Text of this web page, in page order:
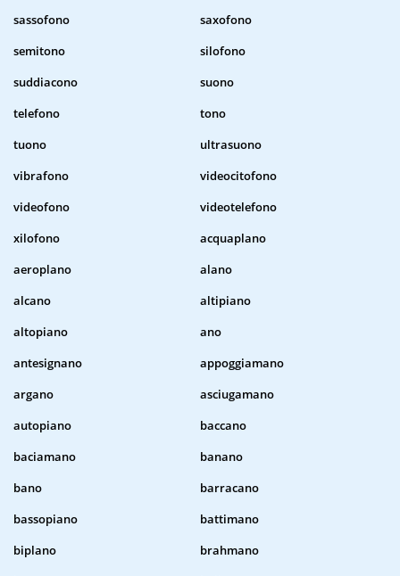
sassofono
saxofono
semitono
silofono
suddiacono
suono
telefono
tono
tuono
ultrasuono
vibrafono
videocitofono
videofono
videotelefono
xilofono
acquaplano
aeroplano
alano
alcano
altipiano
altopiano
ano
antesignano
appoggiamano
argano
asciugamano
autopiano
baccano
baciamano
banano
bano
barracano
bassopiano
battimano
biplano
brahmano